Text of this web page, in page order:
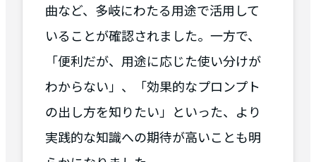
曲など、多岐にわたる用途で活用して
いることが確認されました。一方で、
「便利だが、用途に応じた使い分けが
わからない」、「効果的なプロンプト
の出し方を知りたい」といった、より
実践的な知識への期待が高いことも明